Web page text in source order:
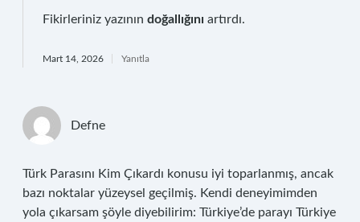
Fikirleriniz yazının doğallığını artırdı.
Mart 14, 2026 Yanıtla
Defne
Türk Parasını Kim Çıkardı konusu iyi toparlanmış, ancak
bazı noktalar yüzeysel geçilmiş. Kendi deneyimimden
yola çıkarsam şöyle diyebilirim: Türkiye’de parayı Türkiye